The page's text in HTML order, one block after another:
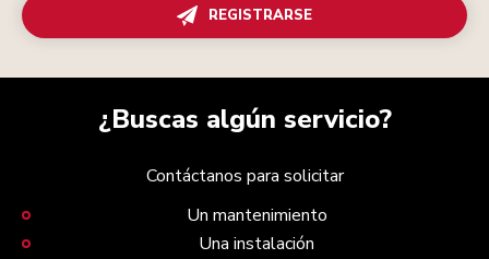
REGISTRARSE
¿Buscas algún servicio?
Contáctanos para solicitar
Un mantenimiento
Una instalación